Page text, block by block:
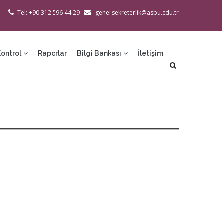
Tel: +90 312 596 44 29 genel.sekreterlik@asbu.edu.tr
Raporlar Bilgi Bankası İletişim